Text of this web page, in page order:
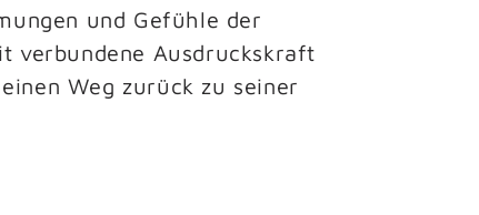
und Gefühle der
verbundene Ausdruckskraft
Weg zurück zu seiner